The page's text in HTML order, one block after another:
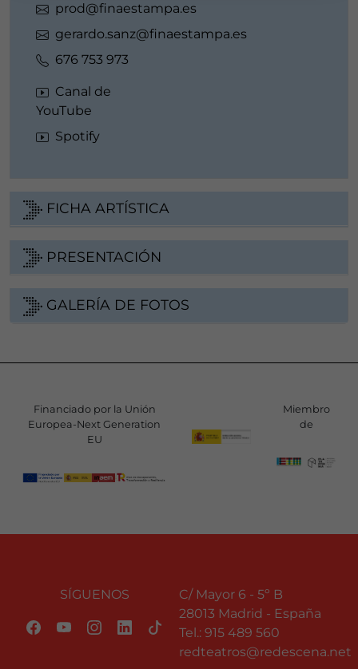
prod@finaestampa.es
gerardo.sanz@finaestampa.es
676 753 973
Canal de
YouTube
Spotify
FICHA ARTÍSTICA
PRESENTACIÓN
GALERÍA DE FOTOS
Financiado por la Unión
Europea-Next Generation
EU
Miembro
de
SÍGUENOS
C/ Mayor 6 - 5º B
28013 Madrid - España
Tel.: 915 489 560
redteatros@redescena.net